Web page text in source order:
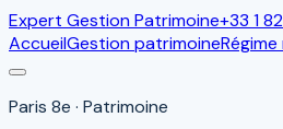
Expert Gestion Patrimoine+33 1
AccueilGestion patrimoine
Paris 8e · Patrimoine